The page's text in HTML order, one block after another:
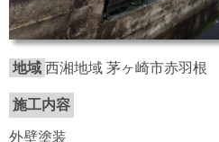
地域 西湘地域 茅ヶ崎市赤羽根
施工内容
外壁塗装